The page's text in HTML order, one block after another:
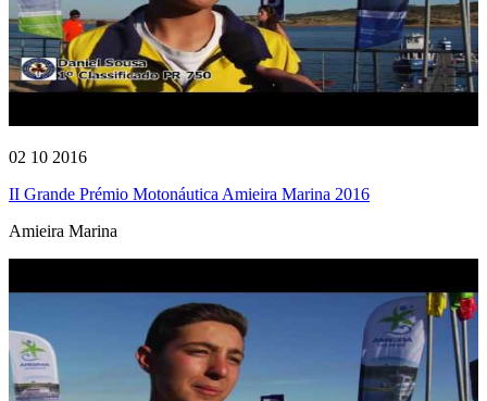
02 10 2016
II Grande Prémio Motonáutica Amieira Marina 2016
Amieira Marina